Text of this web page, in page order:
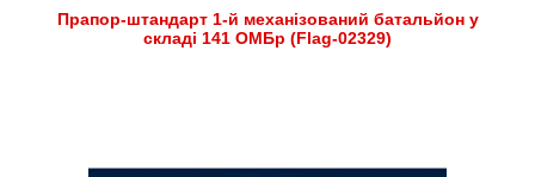
Прапор-штандарт 1-й механізований батальйон у
складі 141 ОМБр (Flag-02329)